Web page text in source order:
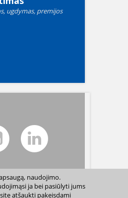
ugdymas, premijos
naudojimo.
ja bei pasiūlyti jums
atšaukti pakeisdami